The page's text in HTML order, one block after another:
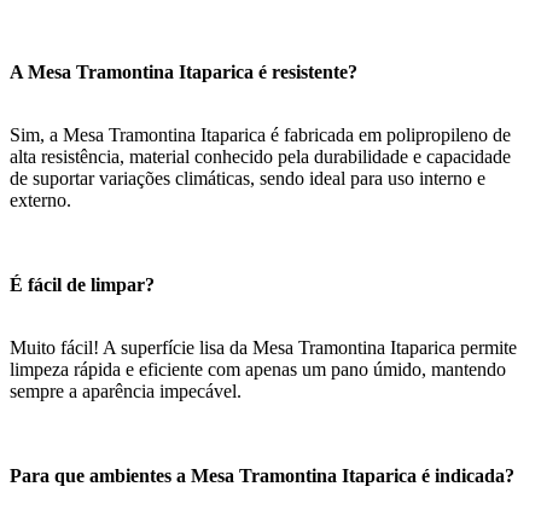
A Mesa Tramontina Itaparica é resistente?
Sim, a Mesa Tramontina Itaparica é fabricada em polipropileno de
alta resistência, material conhecido pela durabilidade e capacidade
de suportar variações climáticas, sendo ideal para uso interno e
externo.
É fácil de limpar?
Muito fácil! A superfície lisa da Mesa Tramontina Itaparica permite
limpeza rápida e eficiente com apenas um pano úmido, mantendo
sempre a aparência impecável.
Para que ambientes a Mesa Tramontina Itaparica é indicada?